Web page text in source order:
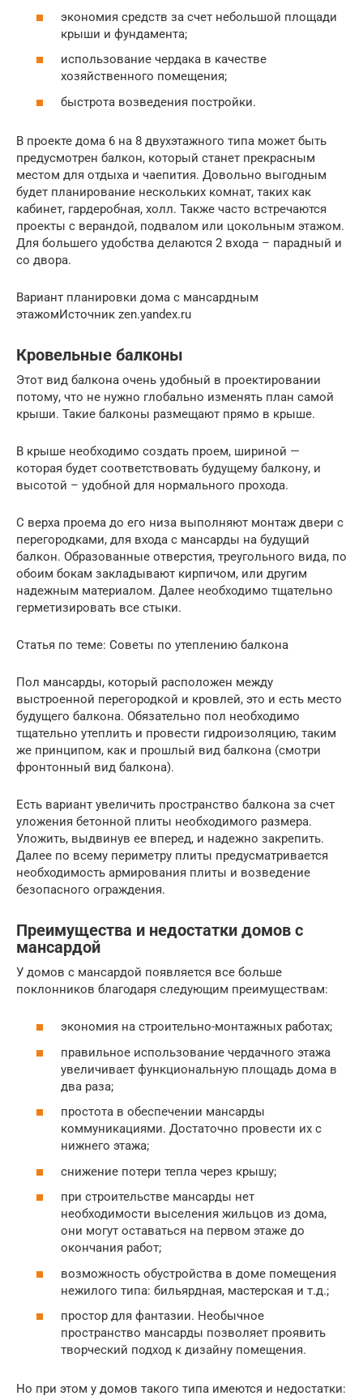
экономия средств за счет небольшой площади
крыши и фундамента;
использование чердака в качестве
хозяйственного помещения;
быстрота возведения постройки.
В проекте дома 6 на 8 двухэтажного типа может быть
предусмотрен балкон, который станет прекрасным
местом для отдыха и чаепития. Довольно выгодным
будет планирование нескольких комнат, таких как
кабинет, гардеробная, холл. Также часто встречаются
проекты с верандой, подвалом или цокольным этажом.
Для большего удобства делаются 2 входа – парадный и
со двора.
Вариант планировки дома с мансардным
этажомИсточник zen.yandex.ru
Кровельные балконы
Этот вид балкона очень удобный в проектировании
потому, что не нужно глобально изменять план самой
крыши. Такие балконы размещают прямо в крыше.
В крыше необходимо создать проем, шириной —
которая будет соответствовать будущему балкону, и
высотой – удобной для нормального прохода.
С верха проема до его низа выполняют монтаж двери с
перегородками, для входа с мансарды на будущий
балкон. Образованные отверстия, треугольного вида, по
обоим бокам закладывают кирпичом, или другим
надежным материалом. Далее необходимо тщательно
герметизировать все стыки.
Статья по теме: Советы по утеплению балкона
Пол мансарды, который расположен между
выстроенной перегородкой и кровлей, это и есть место
будущего балкона. Обязательно пол необходимо
тщательно утеплить и провести гидроизоляцию, таким
же принципом, как и прошлый вид балкона (смотри
фронтонный вид балкона).
Есть вариант увеличить пространство балкона за счет
уложения бетонной плиты необходимого размера.
Уложить, выдвинув ее вперед, и надежно закрепить.
Далее по всему периметру плиты предусматривается
необходимость армирования плиты и возведение
безопасного ограждения.
Преимущества и недостатки домов с
мансардой
У домов с мансардой появляется все больше
поклонников благодаря следующим преимуществам:
экономия на строительно-монтажных работах;
правильное использование чердачного этажа
увеличивает функциональную площадь дома в
два раза;
простота в обеспечении мансарды
коммуникациями. Достаточно провести их с
нижнего этажа;
снижение потери тепла через крышу;
при строительстве мансарды нет
необходимости выселения жильцов из дома,
они могут оставаться на первом этаже до
окончания работ;
возможность обустройства в доме помещения
нежилого типа: бильярдная, мастерская и т.д.;
простор для фантазии. Необычное
пространство мансарды позволяет проявить
творческий подход к дизайну помещения.
Но при этом у домов такого типа имеются и недостатки: